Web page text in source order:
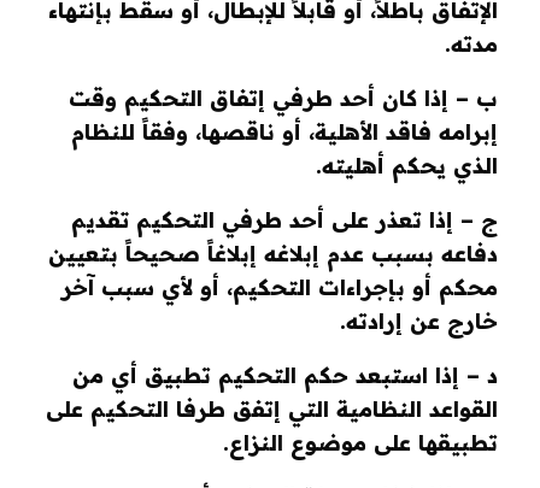
الإتفاق باطلاً، أو قابلاً للإبطال، أو سقط بإنتهاء
مدته.
ب – إذا كان أحد طرفي إتفاق التحكيم وقت
إبرامه فاقد الأهلية، أو ناقصها، وفقاً للنظام
الذي يحكم أهليته.
ج – إذا تعذر على أحد طرفي التحكيم تقديم
دفاعه بسبب عدم إبلاغه إبلاغاً صحيحاً بتعيين
محكم أو بإجراءات التحكيم، أو لأي سبب آخر
خارج عن إرادته.
د – إذا استبعد حكم التحكيم تطبيق أي من
القواعد النظامية التي إتفق طرفا التحكيم على
تطبيقها على موضوع النزاع.